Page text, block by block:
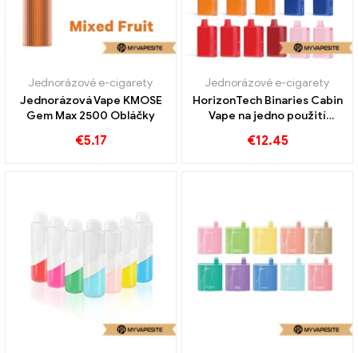
Jednorázové e-cigarety
Jednorázová Vape KMOSE
Gem Max 2500 Obláčky
€5.17
Jednorázové e-cigarety
HorizonTech Binaries Cabin
Vape na jedno použití
€12.45